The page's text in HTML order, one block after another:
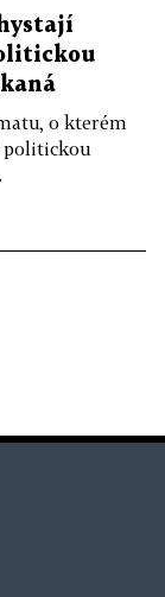
o kterém
politickou